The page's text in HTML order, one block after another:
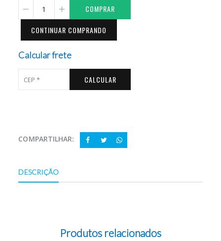
COMPRAR
CONTINUAR COMPRANDO
Calcular frete
CALCULAR
COMPARTILHAR:
DESCRIÇÃO
Produtos relacionados